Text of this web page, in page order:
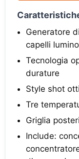
Generatore
capelli
Tecnologia
durature
Style shot
Tre
Griglia
Include: